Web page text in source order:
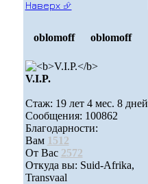
Наверх ⮵
oblomoff oblomoff
V.I.P.
Стаж: 19 лет 4 мес. 8 дней
Сообщения: 100862
Благодарности:
Вам 1512
От Вас 2572
Откуда вы: Suid-Afrika,
Transvaal